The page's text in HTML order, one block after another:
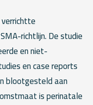
richtlijn. De studie
en niet-
en case reports
blootgesteld aan
is perinatale